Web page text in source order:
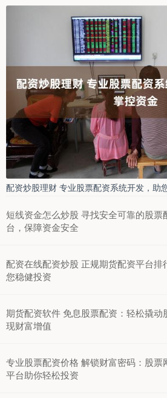
配资炒股理财 专业股票配资系统开发，助
短线资金怎么炒股 寻找安全可靠的股票
台，保障资金安全
配资在线配资炒股 正规期货配资平台排
您稳健投资
期货配资软件 免息股票配资：轻松撬动
现财富增值
专业股票配资价格 解锁财富密码：股票
平台助你轻松投资